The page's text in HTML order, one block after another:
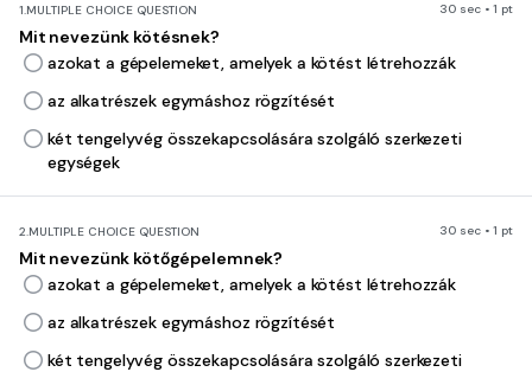
1.MULTIPLE CHOICE QUESTION 30 sec • 1 pt
Mit nevezünk kötésnek?
azokat a gépelemeket, amelyek a kötést létrehozzák
az alkatrészek egymáshoz rögzítését
két tengelyvég összekapcsolására szolgáló szerkezeti
egységek
2.MULTIPLE CHOICE QUESTION 30 sec • 1 pt
Mit nevezünk kötőgépelemnek?
azokat a gépelemeket, amelyek a kötést létrehozzák
az alkatrészek egymáshoz rögzítését
két tengelyvég összekapcsolására szolgáló szerkezeti